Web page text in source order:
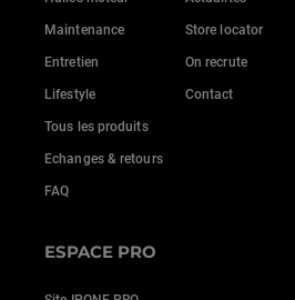
Maintenance
Entretien
Lifestyle
Tous les produits
Echanges & retours
FAQ
Store locator
On recrute
Contact
ESPACE PRO